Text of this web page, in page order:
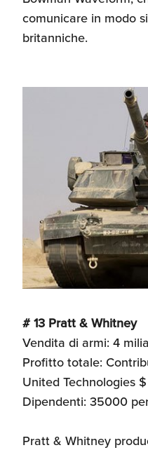
comunicare in modo
britanniche.
# 13 Pratt & Whitney
Vendita di armi: 4
Profitto totale:
United Technologies
Dipendenti: 35000
Pratt & Whitney